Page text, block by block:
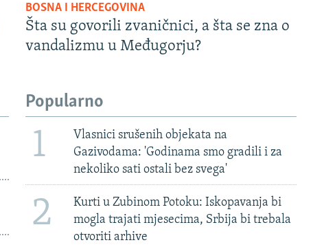
BOSNA I HERCEGOVINA
Šta su govorili zvaničnici, a šta se zna o
vandalizmu u Međugorju?
Popularno
1
Vlasnici srušenih objekata na
Gazivodama: 'Godinama smo gradili i za
nekoliko sati ostali bez svega'
2
Kurti u Zubinom Potoku: Iskopavanja bi
mogla trajati mjesecima, Srbija bi trebala
otvoriti arhive